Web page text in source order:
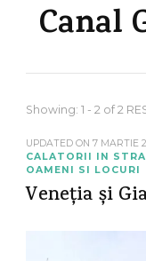
Canal
Showing: 1 - 2 of 2
UPDATED ON 7 MARTIE
CALATORII IN
OAMENI SI LOCURI
Veneția și